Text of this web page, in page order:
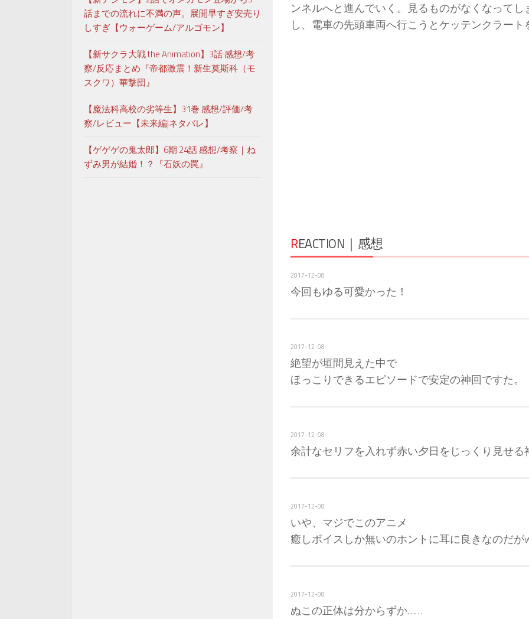
ンネルへと進んでいく。見るものがなくなって
し、電車の先頭車両へ行こうとケッテンクラート
REACTION｜感想
2017-12-08
今回もゆる可愛かった！
2017-12-08
絶望が垣間見えた中で
ほっこりできるエピソードで安定の神回ですた。
2017-12-08
余計なセリフを入れず赤い夕日をじっくり見せる
2017-12-08
いや、マジでこのアニメ
癒しボイスしか無いのホントに耳に良きなのだが
2017-12-08
ぬこの正体は分からずか……
話までの流れに不満の声。展開早すぎ安売り
しすぎ【ウォーゲーム/アルゴモン】
【新サクラ大戦 the Animation】3話 感想/考
察/反応まとめ『帝都激震！新生莫斯科（モ
スクワ）華撃団』
【魔法科高校の劣等生】31巻 感想/評価/考
察/レビュー【未来編|ネタバレ】
【ゲゲゲの鬼太郎】6期 24話 感想/考察｜ね
ずみ男が結婚！？『石妖の罠』